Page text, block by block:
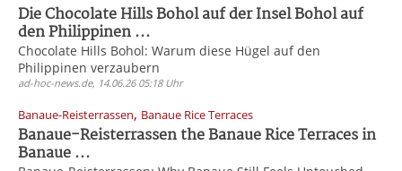
Die Chocolate Hills Bohol auf der Insel Bohol auf
den Philippinen ...
Chocolate Hills Bohol: Warum diese Hügel auf den
Philippinen verzaubern
ad-hoc-news.de, 14.06.26 05:18 Uhr
Banaue-Reisterrassen, Banaue Rice Terraces
Banaue-Reisterrassen the Banaue Rice Terraces in
Banaue ...